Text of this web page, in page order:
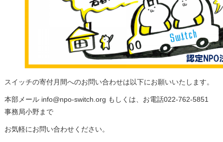
スイッチの寄付月間へのお問い合わせは以下にお願いいたします。
本部メール info@npo-switch.org もしくは、お電話022-762-5851
事務局小野まで
お気軽にお問い合わせください。